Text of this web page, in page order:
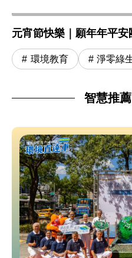
元宵節快樂｜願年年平
環境教育 淨零綠
智慧推